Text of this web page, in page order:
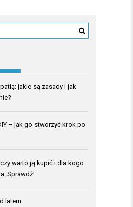
jakie są zasady i jak
– jak go stworzyć krok po
warto ją kupić i dla kogo
Sprawdź!
latem